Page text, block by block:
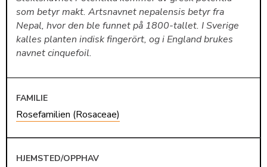
som betyr makt. Artsnavnet nepalensis betyr fra
Nepal, hvor den ble funnet på 1800-tallet. I Sverige
kalles planten indisk fingerört, og i England brukes
navnet cinquefoil.
FAMILIE
Rosefamilien (Rosaceae)
HJEMSTED/OPPHAV